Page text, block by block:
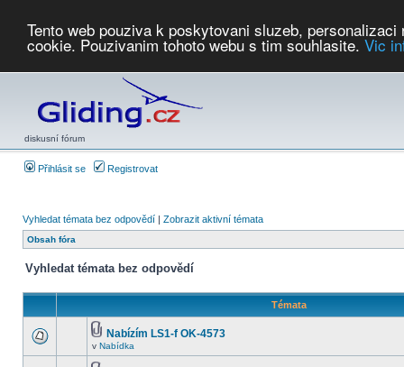
Tento web pouziva k poskytovani sluzeb,
cookie. Pouzivanim tohoto webu s tim souhlasite. Vic
diskusní fórum
Přihlásit se Registrovat
Vyhledat témata bez odpovědí | Zobrazit aktivní témata
Obsah fóra
Vyhledat témata bez odpovědí
Témata
Nabízím LS1-f OK-4573
v Nabídka